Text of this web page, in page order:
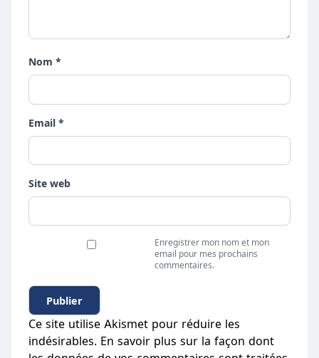
Nom *
Email *
Site web
Enregistrer mon nom et mon
email pour mes prochains
commentaires.
Ce site utilise Akismet pour réduire les
indésirables. En savoir plus sur la façon dont